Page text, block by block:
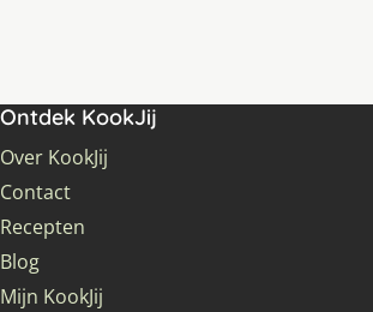
Ontdek KookJij
Over KookJij
Contact
Recepten
Blog
Mijn KookJij